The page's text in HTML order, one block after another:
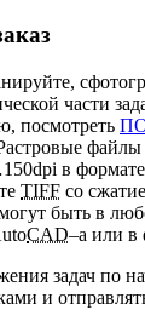
части
посмотреть
в
TIFF со
быть в
CAD–а или в
задач по
и